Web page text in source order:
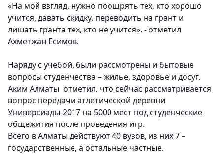
«На мой взгляд, нужно поощрять тех, кто хорошо
учится, давать скидку, переводить на грант и
лишать гранта тех, кто не учится», - отметил
Ахметжан Есимов.
Наряду с учебой, были рассмотрены и бытовые
вопросы студенчества – жилье, здоровье и досуг.
Аким Алматы отметил, что сейчас рассматривается
вопрос передачи атлетической деревни
Универсиады-2017 на 5000 мест под студенческие
общежития после проведения игр.
Всего в Алматы действуют 40 вузов, из них 7 –
государственные, а остальные частные.